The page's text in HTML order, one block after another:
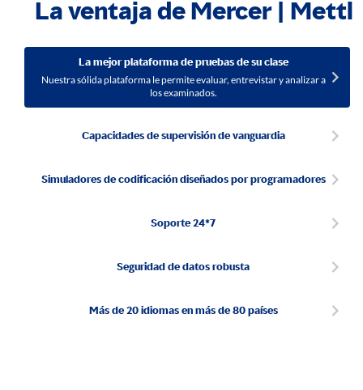
La ventaja de Mercer | Mettl
La mejor plataforma de pruebas de su clase
Nuestra sólida plataforma le permite evaluar, entrevistar y analizar a
los examinados.
Capacidades de supervisión de vanguardia
Simuladores de codificación diseñados por programadores
Soporte 24*7
Seguridad de datos robusta
Más de 20 idiomas en más de 80 países